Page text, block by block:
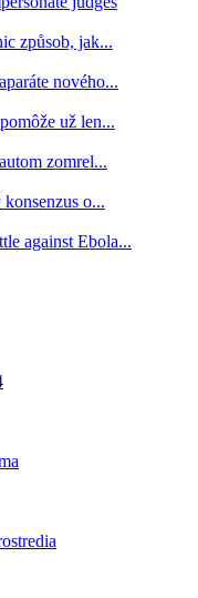
způsob, jak...
nového...
už len...
zomrel...
o...
against Ebola...